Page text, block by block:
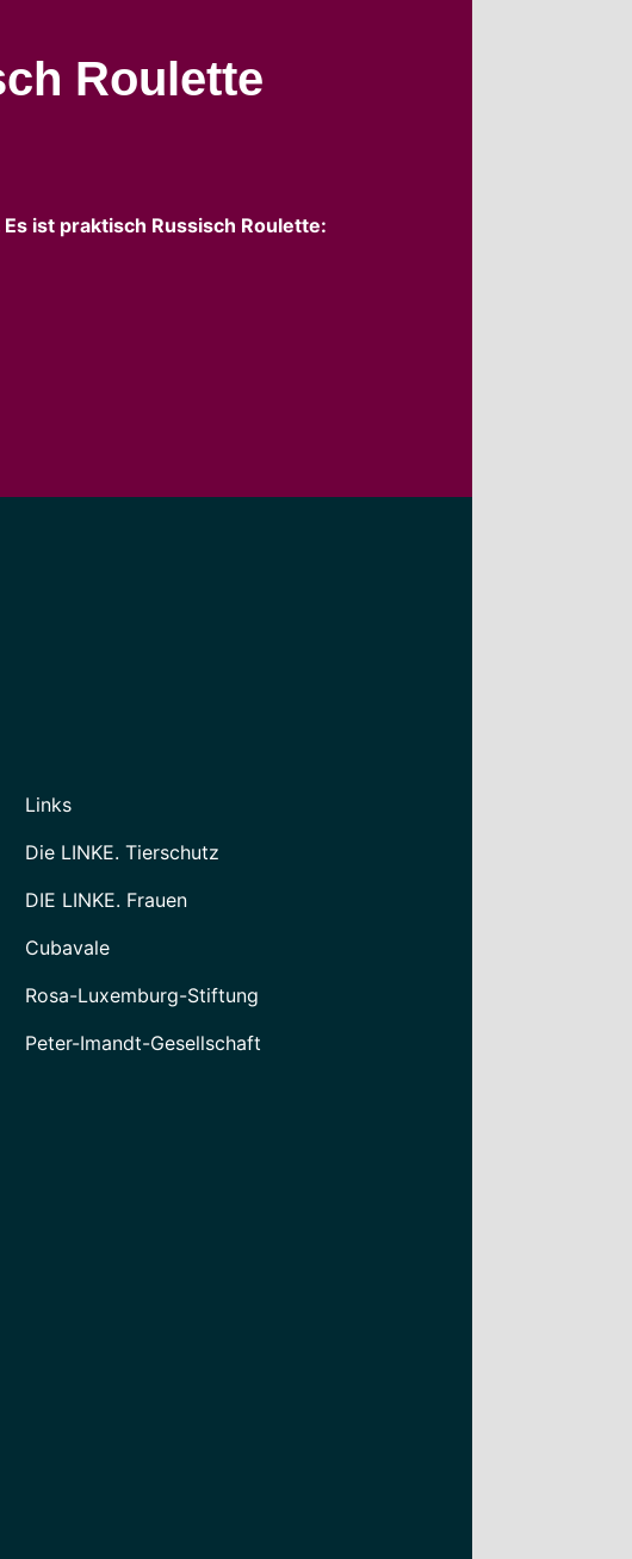
Roulette
ist praktisch Russisch Roulette:
Links
Die LINKE. Tierschutz
DIE LINKE. Frauen
Cubavale
Rosa-Luxemburg-Stiftung
Peter-Imandt-Gesellschaft